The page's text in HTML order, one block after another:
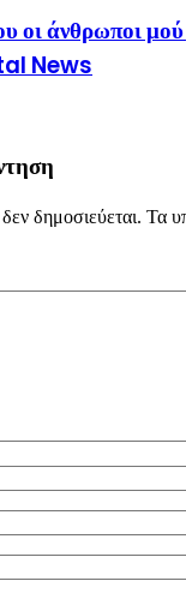
οι άνθρωποι
News
δημοσιεύεται. Τα